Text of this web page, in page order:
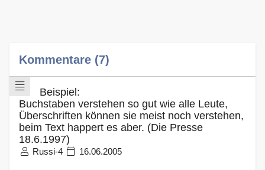
Kommentare (7)
Beispiel:
Buchstaben verstehen so gut wie alle Leute,
Überschriften können sie meist noch verstehen,
beim Text happert es aber. (Die Presse
18.6.1997)
Russi-4 16.06.2005